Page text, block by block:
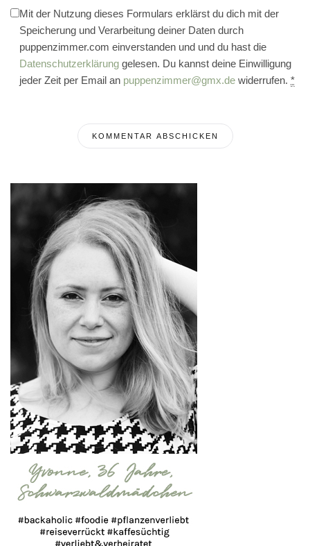
Mit der Nutzung dieses Formulars erklärst du dich mit der
Speicherung und Verarbeitung deiner Daten durch
puppenzimmer.com einverstanden und und du hast die
Datenschutzerklärung gelesen. Du kannst deine Einwilligung
jeder Zeit per Email an puppenzimmer@gmx.de widerrufen. *